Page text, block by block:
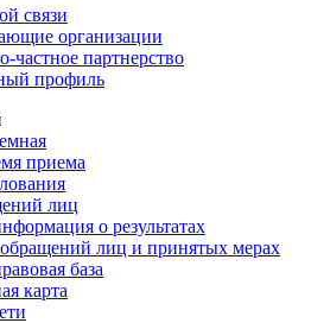
связи
организации
партнерство
профиль
приема
лиц
о результатах
обращений лиц и принятых мерах
база
карта